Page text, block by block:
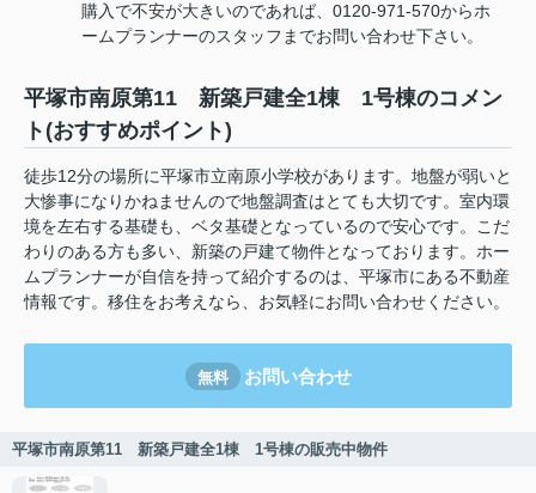
購入で不安が大きいのであれば、0120-971-570からホ
ームプランナーのスタッフまでお問い合わせ下さい。
平塚市南原第11 新築戸建全1棟 1号棟のコメン
ト(おすすめポイント)
徒歩12分の場所に平塚市立南原小学校があります。地盤が弱いと
大惨事になりかねませんので地盤調査はとても大切です。室内環
境を左右する基礎も、ベタ基礎となっているので安心です。こだ
わりのある方も多い、新築の戸建て物件となっております。ホー
ムプランナーが自信を持って紹介するのは、平塚市にある不動産
情報です。移住をお考えなら、お気軽にお問い合わせください。
無料 お問い合わせ
平塚市南原第11 新築戸建全1棟 1号棟の販売中物件